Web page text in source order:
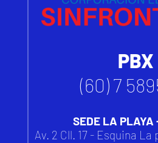
PBX
(60) 7
SEDE LA
Av. 2 Cll. 17 - Esquina La